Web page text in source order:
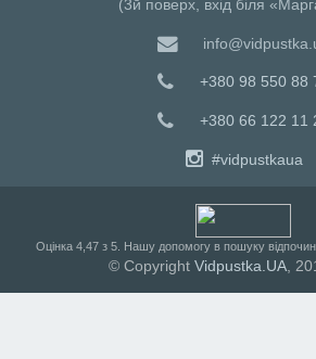
(3й поверх, вхід біля
+380 98 550 88
+380 66 122 11
#vidpustkaua
Оцiнка 4,47 з 5 . Нашу допомогу в пошуку
© Copyright Vidpustka.UA,